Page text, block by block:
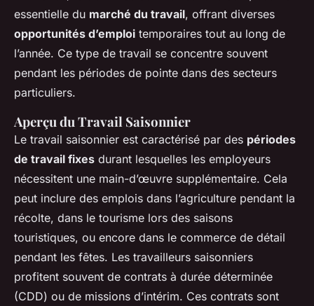
Nino 26 avril 2025 7 min de lecture
essentielle du marché du travail, offrant diverses
opportunités d’emploi temporaires tout au long de
l’année. Ce type de travail se concentre souvent
pendant les périodes de pointe dans des secteurs
particuliers.
Aperçu du Travail Saisonnier
Le travail saisonnier est caractérisé par des périodes
de travail fixes durant lesquelles les employeurs
nécessitent une main-d’œuvre supplémentaire. Cela
peut inclure des emplois dans l’agriculture pendant la
récolte, dans le tourisme lors des saisons
touristiques, ou encore dans le commerce de détail
pendant les fêtes. Les travailleurs saisonniers
profitent souvent de contrats à durée déterminée
(CDD) ou de missions d’intérim. Ces contrats sont